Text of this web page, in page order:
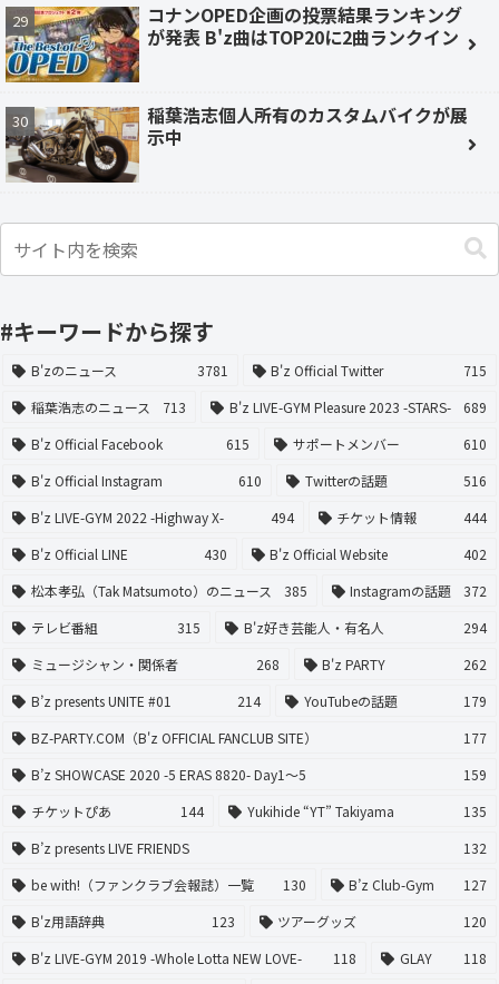
コナンOPED企画の投票結果ランキング
が発表 B'z曲はTOP20に2曲ランクイン
稲葉浩志個人所有のカスタムバイクが展
示中
#キーワードから探す
B'zのニュース 3781 B'z Official Twitter
715
稲葉浩志のニュース
713 B'z LIVE-GYM Pleasure 2023 -STARS-
689
B'z Official Facebook
615 サポートメンバー
610
B'z Official Instagram
610 Twitterの話題
516
B'z LIVE-GYM 2022 -Highway X-
494 チケット情報
444
B'z Official LINE
430 B'z Official Website
402
松本孝弘（Tak Matsumoto）のニュース
385 Instagramの話題
372
テレビ番組
315 B'z好き芸能人・有名人
294
ミュージシャン・関係者
268 B'z PARTY
262
B’z presents UNITE #01
214 YouTubeの話題
179
BZ-PARTY.COM（B'z OFFICIAL FANCLUB SITE）
177
B’z SHOWCASE 2020 -5 ERAS 8820- Day1〜5
159
チケットぴあ
144 Yukihide “YT” Takiyama
135
B’z presents LIVE FRIENDS
132
be with!（ファンクラブ会報誌）一覧
130 B’z Club-Gym
127
B'z用語辞典
123 ツアーグッズ
120
B'z LIVE-GYM 2019 -Whole Lotta NEW LOVE-
118 GLAY
118